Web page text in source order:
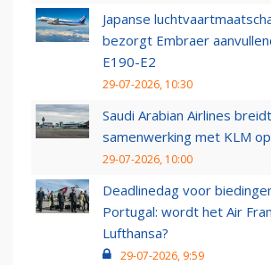
Japanse
bezorgt Embraer
E190-E2
29-07-2026, 10:30
Saudi Arabian Airlines breidt
samenwerking met KLM
29-07-2026, 10:00
Deadlinedag voor
Portugal: wordt het Air
Lufthansa?
29-07-2026, 9:59